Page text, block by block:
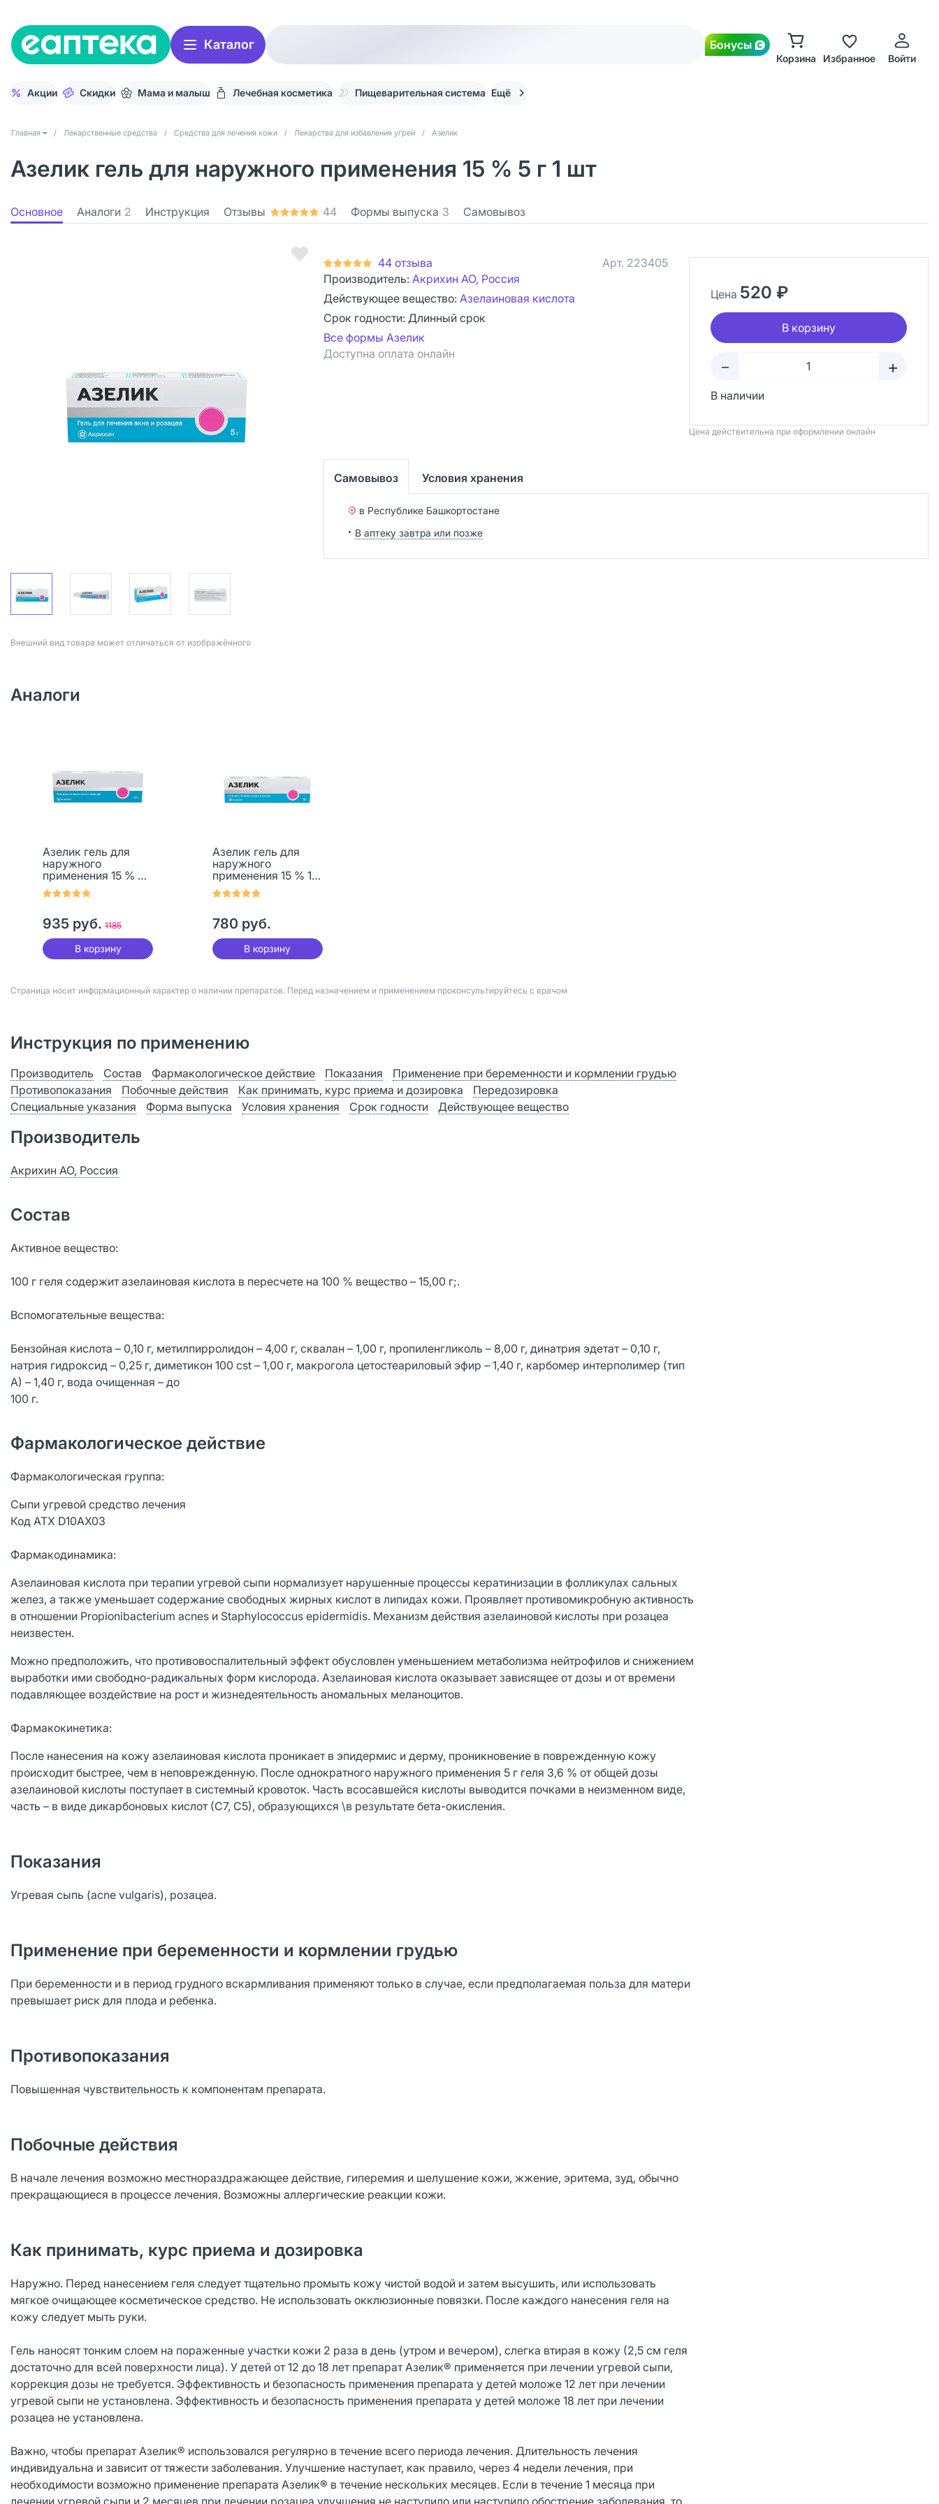
Каталог Бонусы
Корзина Избранное Войти
Акции Скидки Мама и малыш Лечебная косметика Пищеварительная система Ещё
Главная / Лекарственные средства / Средства для лечения кожи / Лекарства для избавления угрей / Азелик
Азелик гель для наружного применения 15 % 5 г 1 шт
Основное Аналоги 2 Инструкция Отзывы 44 Формы выпуска 3 Самовывоз
Bнешний вид товара может отличаться от изображённого
44 отзыва Арт. 223405
Производитель: Акрихин АО, Россия
Действующее вещество: Азелаиновая кислота
Срок годности: Длинный срок
Все формы Азелик
Доступна оплата онлайн
Цена 520 ₽
В корзину
– +
В наличии
Цена действительна при оформлении онлайн
Самовывоз Условия хранения
в Республике Башкортостане
В аптеку завтра или позже
Аналоги
Азелик гель для
наружного
применения 15 % 30
г 1 шт
935 руб. 1185
В корзину
Азелик гель для
наружного
применения 15 % 15
г 1 шт
780 руб.
В корзину
Страница носит информационный характер о наличии препаратов. Перед назначением и применением проконсультируйтесь с врачом
Инструкция по применению
Производитель Состав Фармакологическое действие Показания
Применение при беременности и кормлении грудью
Противопоказания
Побочные действия Как принимать, курс приема и дозировка
Передозировка
Специальные указания
Форма выпуска Условия хранения Срок годности Действующее вещество
Производитель
Акрихин АО, Россия
Состав
Активное вещество:
100 г геля содержит азелаиновая кислота в пересчете на 100 % вещество – 15,00 г;.
Вспомогательные вещества:
Бензойная кислота – 0,10 г, метилпирролидон – 4,00 г, сквалан – 1,00 г, пропиленгликоль – 8,00 г, динатрия эдетат – 0,10 г,
натрия гидроксид – 0,25 г, диметикон 100 cst – 1,00 г, макрогола цетостеариловый эфир – 1,40 г, карбомер интерполимер (тип
А) – 1,40 г, вода очищенная – до
100 г.
Фармакологическое действие
Фармакологическая группа:
Сыпи угревой средство лечения
Код АТХ D10AX03
Фармакодинамика:
Азелаиновая кислота при терапии угревой сыпи нормализует нарушенные процессы кератинизации в фолликулах сальных
желез, а также уменьшает содержание свободных жирных кислот в липидах кожи. Проявляет противомикробную активность
в отношении Propionibacterium acnes и Staphylococcus epidermidis. Механизм действия азелаиновой кислоты при розацеа
неизвестен.
Можно предположить, что противовоспалительный эффект обусловлен уменьшением метаболизма нейтрофилов и снижением
выработки ими свободно-радикальных форм кислорода. Азелаиновая кислота оказывает зависящее от дозы и от времени
подавляющее воздействие на рост и жизнедеятельность аномальных меланоцитов.
Фармакокинетика:
После нанесения на кожу азелаиновая кислота проникает в эпидермис и дерму, проникновение в поврежденную кожу
происходит быстрее, чем в неповрежденную. После однократного наружного применения 5 г геля 3,6 % от общей дозы
азелаиновой кислоты поступает в системный кровоток. Часть всосавшейся кислоты выводится почками в неизменном виде,
часть – в виде дикарбоновых кислот (С7, С5), образующихся \в результате бета-окисления.
Показания
Угревая сыпь (acne vulgaris), розацеа.
Применение при беременности и кормлении грудью
При беременности и в период грудного вскармливания применяют только в случае, если предполагаемая польза для матери
превышает риск для плода и ребенка.
Противопоказания
Повышенная чувствительность к компонентам препарата.
Побочные действия
В начале лечения возможно местнораздражающее действие, гиперемия и шелушение кожи, жжение, эритема, зуд, обычно
прекращающиеся в процессе лечения. Возможны аллергические реакции кожи.
Как принимать, курс приема и дозировка
Наружно. Перед нанесением геля следует тщательно промыть кожу чистой водой и затем высушить, или использовать
мягкое очищающее косметическое средство. Не использовать окклюзионные повязки. После каждого нанесения геля на
кожу следует мыть руки.
Гель наносят тонким слоем на пораженные участки кожи 2 раза в день (утром и вечером), слегка втирая в кожу (2,5 см геля
достаточно для всей поверхности лица). У детей от 12 до 18 лет препарат Азелик® применяется при лечении угревой сыпи,
коррекция дозы не требуется. Эффективность и безопасность применения препарата у детей моложе 12 лет при лечении
угревой сыпи не установлена. Эффективность и безопасность применения препарата у детей моложе 18 лет при лечении
розацеа не установлена.
Важно, чтобы препарат Азелик® использовался регулярно в течение всего периода лечения. Длительность лечения
индивидуальна и зависит от тяжести заболевания. Улучшение наступает, как правило, через 4 недели лечения, при
необходимости возможно применение препарата Азелик® в течение нескольких месяцев. Если в течение 1 месяца при
лечении угревой сыпи и 2 месяцев при лечении розацеа улучшения не наступило или наступило обострение заболевания, то